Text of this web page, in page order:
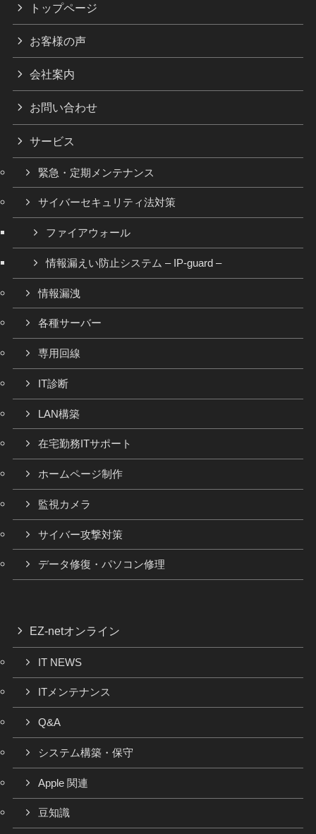
トップページ
お客様の声
会社案内
お問い合わせ
サービス
緊急・定期メンテナンス
サイバーセキュリティ法対策
ファイアウォール
情報漏えい防止システム – IP-guard –
情報漏洩
各種サーバー
専用回線
IT診断
LAN構築
在宅勤務ITサポート
ホームページ制作
監視カメラ
サイバー攻撃対策
データ修復・パソコン修理
EZ-netオンライン
IT NEWS
ITメンテナンス
Q&A
システム構築・保守
Apple 関連
豆知識